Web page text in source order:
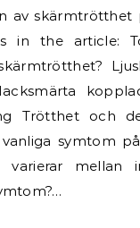
av skärmtrötthet
in the article:
Trötthet och
symtom
varierar mellan